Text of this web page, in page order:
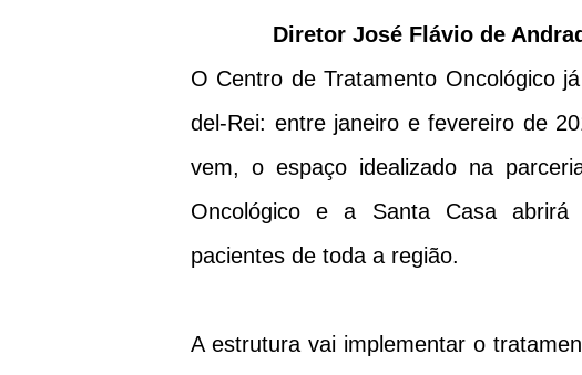
Diretor José Flávio de
O Centro de Tratamento Oncológico
del-Rei: entre janeiro e fevereiro de
vem, o espaço idealizado na
Oncológico e a Santa Casa abrirá
pacientes de toda a região.
A estrutura vai implementar o